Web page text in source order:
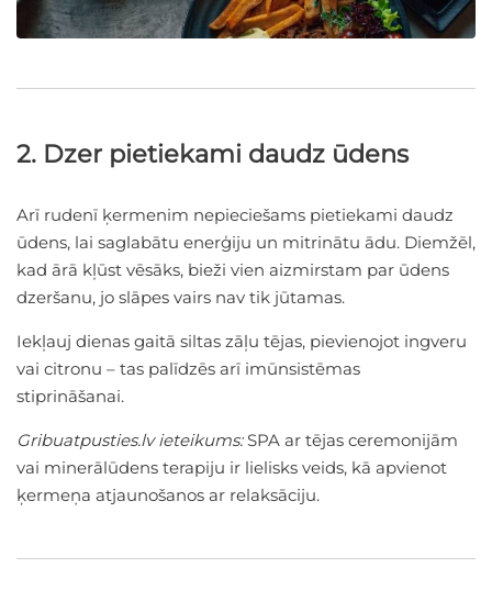
2. Dzer pietiekami daudz ūdens
Arī rudenī ķermenim nepieciešams pietiekami daudz
ūdens, lai saglabātu enerģiju un mitrinātu ādu. Diemžēl,
kad ārā kļūst vēsāks, bieži vien aizmirstam par ūdens
dzeršanu, jo slāpes vairs nav tik jūtamas.
Iekļauj dienas gaitā siltas zāļu tējas, pievienojot ingveru
vai citronu – tas palīdzēs arī imūnsistēmas
stiprināšanai.
Gribuatpusties.lv ieteikums:SPA ar tējas ceremonijām
vai minerālūdens terapiju ir lielisks veids, kā apvienot
ķermeņa atjaunošanos ar relaksāciju.